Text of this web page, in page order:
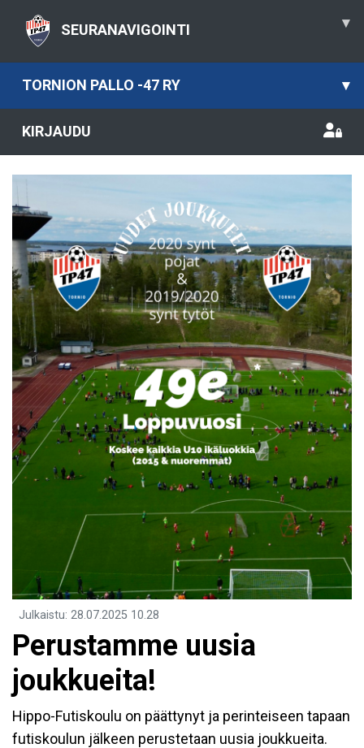
SEURANAVIGOINTI ▾
TORNION PALLO -47 RY ▾
KIRJAUDU
Julkaistu: 28.07.2025 10.28
Perustamme uusia
joukkueita!
Hippo-Futiskoulu on päättynyt ja perinteiseen tapaan
futiskoulun jälkeen perustetaan uusia joukkueita.